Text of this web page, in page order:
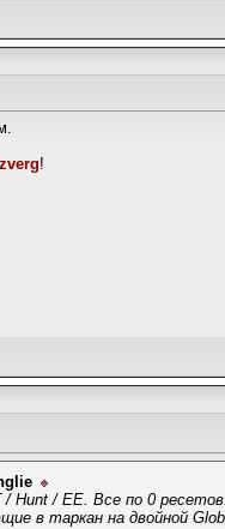
Izverg!
Hunt / EE. Все по 0 ресетов.
в таркан на двойной